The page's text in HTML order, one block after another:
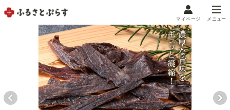
メニュー
マイメニュー
マイページ
お気に入り 閲覧履歴
メニュー
マイページ